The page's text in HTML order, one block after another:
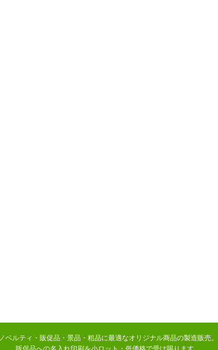
ノベルティ・販促品・景品・粗品に最適なオリジナル商品の製造販売。